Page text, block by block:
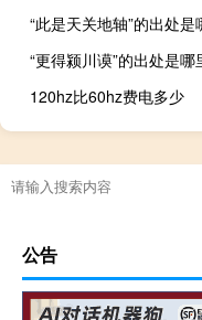
“此是天关地轴”的出处是
“更得颍川谟”的出处是哪
120hz比60hz费电多少
公告